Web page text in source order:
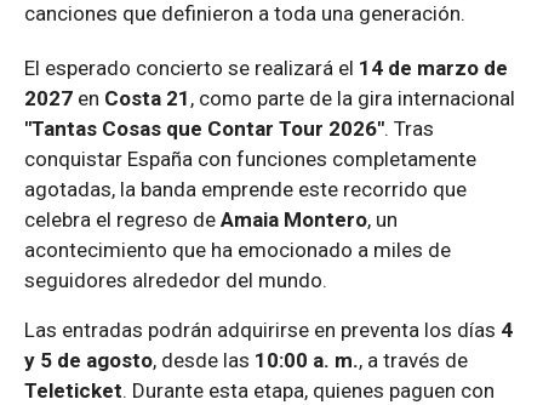
canciones que definieron a toda una generación.
El esperado concierto se realizará el 14 de marzo de
2027 en Costa 21 , como parte de la gira internacional
"Tantas Cosas que Contar Tour 2026". Tras
conquistar España con funciones completamente
agotadas, la banda emprende este recorrido que
celebra el regreso de Amaia Montero, un
acontecimiento que ha emocionado a miles de
seguidores alrededor del mundo.
Las entradas podrán adquirirse en preventa los días 4
y 5 de agosto, desde las 10:00 a. m., a través de
Teleticket. Durante esta etapa, quienes paguen con